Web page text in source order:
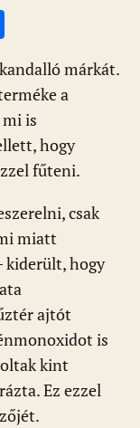
za
m
e
g
márkát.
a
is
hogy
fűteni.
csak
miatt
kiderült, hogy
ajtót
is
kint
Ez ezzel